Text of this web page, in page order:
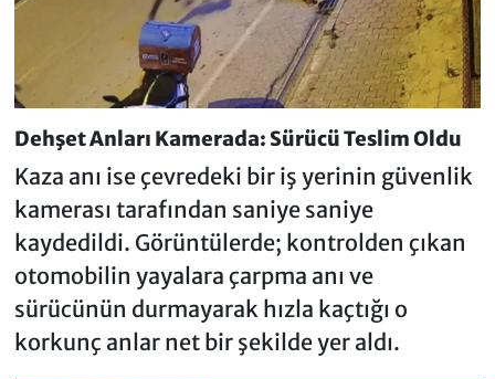
Dehşet Anları Kamerada: Sürücü Teslim Oldu
Kaza anı ise çevredeki bir iş yerinin güvenlik
kamerası tarafından saniye saniye
kaydedildi. Görüntülerde; kontrolden çıkan
otomobilin yayalara çarpma anı ve
sürücünün durmayarak hızla kaçtığı o
korkunç anlar net bir şekilde yer aldı.